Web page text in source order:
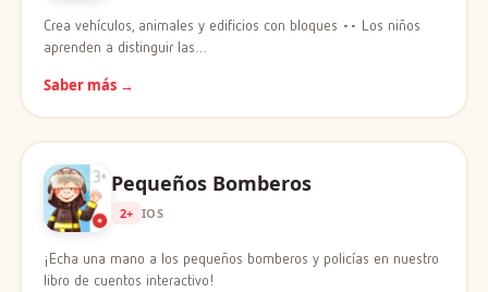
Crea vehículos, animales y edificios con bloques •• Los niños
aprenden a distinguir las…
Saber más →
Pequeños Bomberos
2+ IOS
¡Echa una mano a los pequeños bomberos y policías en nuestro
libro de cuentos interactivo!